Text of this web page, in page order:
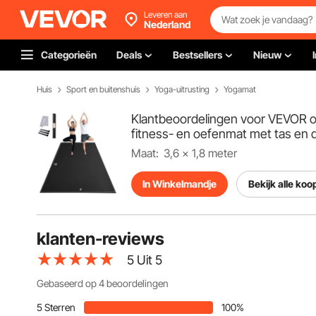
Leveren aan
Nederland
Categorieën Deals Bestsellers Nieuw
Huis Sport en buitenshuis Yoga-uitrusting Yogamat
Klantbeoordelingen voor
fitness- en oefenmat met tas en
Maat: 3,6 x 1,8 meter
In Winkelmandje Bekijk alle
klanten-reviews
5 Uit 5
Gebaseerd op 4 beoordelingen
5 Sterren
100%